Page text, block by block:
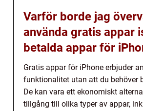
Varför borde jag
använda gratis appar
betalda appar för
Gratis appar för iPhone erbjuder
funktionalitet utan att du behöver
De kan vara ett ekonomiskt
tillgång till olika typer av appar,